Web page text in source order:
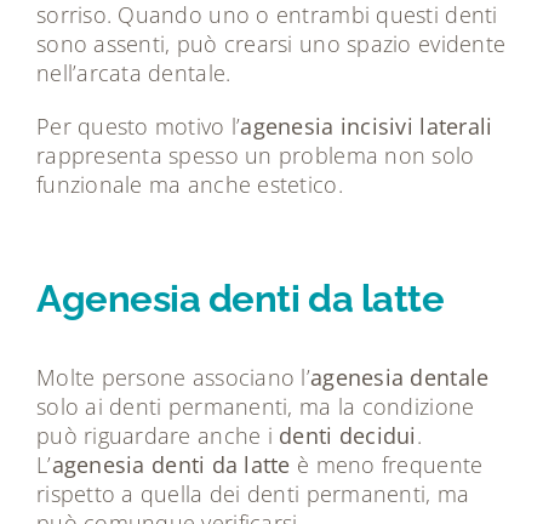
sorriso. Quando uno o entrambi questi denti
sono assenti, può crearsi uno spazio evidente
nell’arcata dentale.
Per questo motivo l’agenesia incisivi laterali
rappresenta spesso un problema non solo
funzionale ma anche estetico.
Agenesia denti da latte
Molte persone associano l’agenesia dentale
solo ai denti permanenti, ma la condizione
può riguardare anche i denti decidui.
L’agenesia denti da latte è meno frequente
rispetto a quella dei denti permanenti, ma